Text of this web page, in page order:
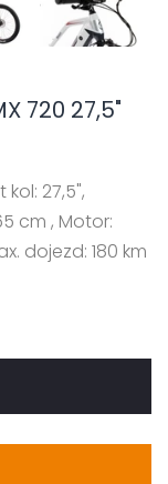
720 27,5"
27,5",
cm , Motor:
dojezd: 180 km